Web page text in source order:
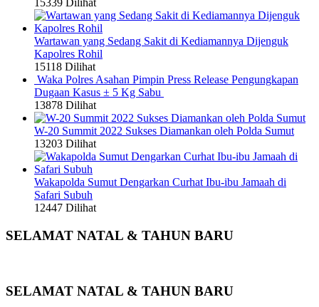
15339 Dilihat
Wartawan yang Sedang Sakit di Kediamannya Dijenguk
Kapolres Rohil
15118 Dilihat
Waka Polres Asahan Pimpin Press Release Pengungkapan
Dugaan Kasus ± 5 Kg Sabu
13878 Dilihat
W-20 Summit 2022 Sukses Diamankan oleh Polda Sumut
13203 Dilihat
Wakapolda Sumut Dengarkan Curhat Ibu-ibu Jamaah di
Safari Subuh
12447 Dilihat
SELAMAT NATAL & TAHUN BARU
SELAMAT NATAL & TAHUN BARU